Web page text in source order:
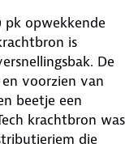
pk opwekkende
is
De
voorzien van
beetje een
krachtbron was
die